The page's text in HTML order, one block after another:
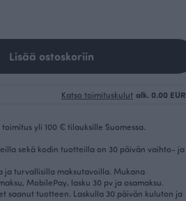
Lisää ostoskoriin
Katso toimituskulut alk. 0.00 EUR
yli 100 € tilauksille Suomessa.
sekä kodin tuotteilla on 30 päivän vaihto- ja
ja turvallisilla maksutavoilla. Mukana
MobilePay, lasku 30 pv ja osamaksu.
saanut tuotteen. Laskulla 30 päivän kuluton ja